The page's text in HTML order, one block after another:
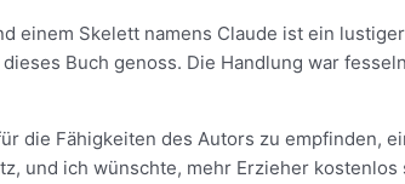
einem Skelett namens Claude ist ein
Buch genoss. Die Handlung war
die Fähigkeiten des Autors zu empfinden,
und ich wünschte, mehr Erzieher